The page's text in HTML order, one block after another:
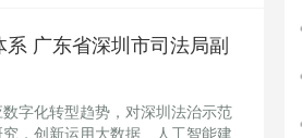
广东省深圳市司法局副
字化转型趋势，对深圳法治示范
，创新运用大数据、人工智能建